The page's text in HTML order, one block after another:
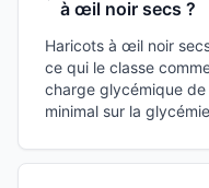
à œil noir secs ?
Haricots à œil noir
ce qui le classe
charge glycémique
minimal sur la